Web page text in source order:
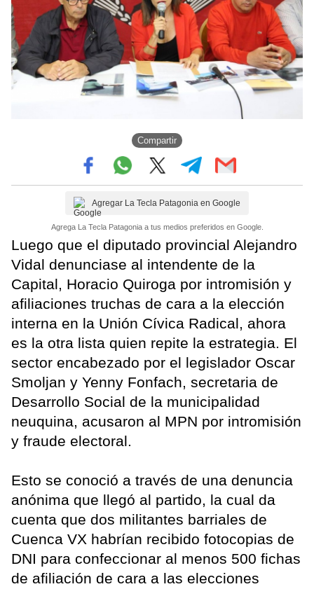
Compartir
Agregar La Tecla Patagonia en Google
Agrega La Tecla Patagonia a tus medios preferidos en Google.
Luego que el diputado provincial Alejandro
Vidal denunciase al intendente de la
Capital, Horacio Quiroga por intromisión y
afiliaciones truchas de cara a la elección
interna en la Unión Cívica Radical, ahora
es la otra lista quien repite la estrategia. El
sector encabezado por el legislador Oscar
Smoljan y Yenny Fonfach, secretaria de
Desarrollo Social de la municipalidad
neuquina, acusaron al MPN por intromisión
y fraude electoral.
Esto se conoció a través de una denuncia
anónima que llegó al partido, la cual da
cuenta que dos militantes barriales de
Cuenca VX habrían recibido fotocopias de
DNI para confeccionar al menos 500 fichas
de afiliación de cara a las elecciones